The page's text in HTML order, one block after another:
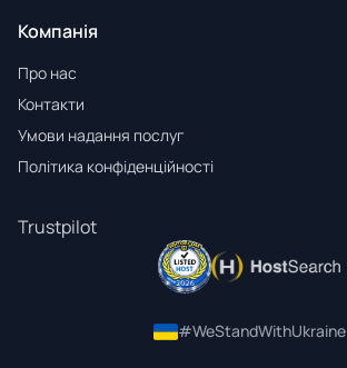
Компанія
Про нас
Контакти
Умови надання послуг
Політика конфіденційності
Trustpilot
#WeStandWithUkraine